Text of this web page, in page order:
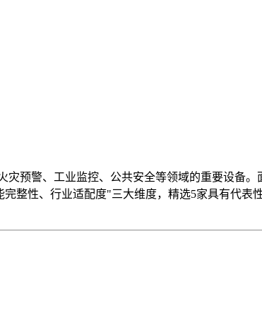
预警、工业监控、公共安全等领域的重要设备
性、行业适配度"三大维度，精选5家具有代表性